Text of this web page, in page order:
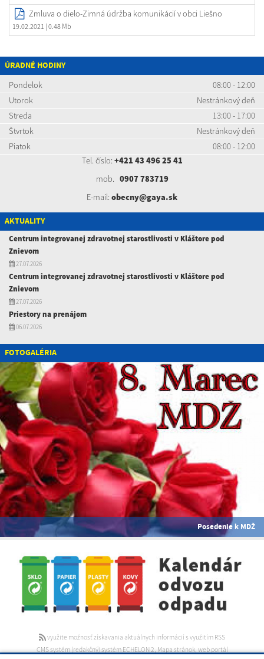
Zmluva o dielo-Zimná údržba komunikácií v obci Liešno
19.02.2021 | 0.48 Mb
ÚRADNÉ HODINY
Pondelok
08:00 - 12:00
Utorok
Nestránkový deň
Streda
13:00 - 17:00
Štvrtok
Nestránkový deň
Piatok
08:00 - 12:00
Tel. číslo: +421 43 496 25 41
mob. 0907 783719
E-mail: obecny@gaya.sk
AKTUALITY
Centrum integrovanej zdravotnej starostlivosti v Kláštore pod
Znievom
27.07.2026
Centrum integrovanej zdravotnej starostlivosti v Kláštore pod
Znievom
27.07.2026
Priestory na prenájom
06.07.2026
FOTOGALÉRIA
Posedenie k MDŽ
využite možnosť získavania aktuálnych informácií s využitím RSS
CMS systém (redakčný) systém ECHELON 2,Mapa stránok,web portál